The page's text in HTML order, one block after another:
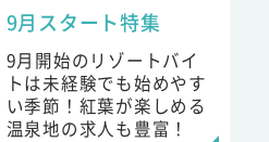
9月スタート特集
9月開始のリゾートバイ
トは未経験でも始めやす
い季節！紅葉が楽しめる
温泉地の求人も豊富！